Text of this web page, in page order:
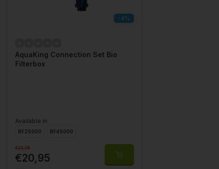
-4%
AquaKing Connection Set Bio
Filterbox
Available in
BF25000 BF45000
€21,79
€20,95